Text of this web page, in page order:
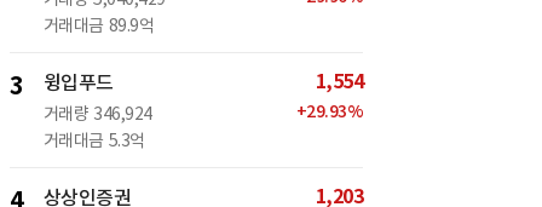
거래대금 89.9억
3 윙입푸드
거래량 346,924
거래대금 5.3억
1,554
+29.93%
상상인증권 1,203